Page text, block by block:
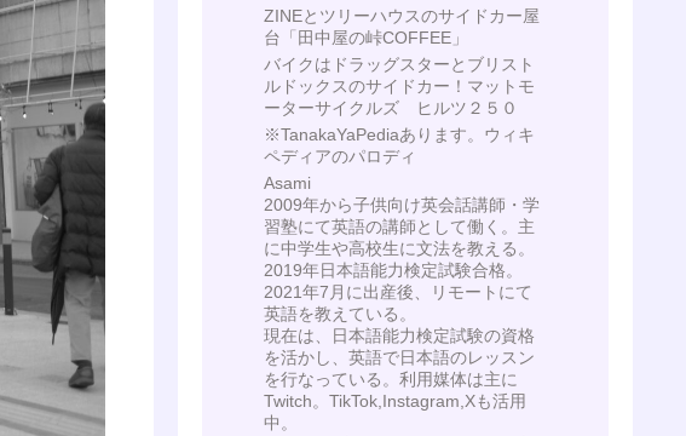
ZINEとツリーハウスのサイドカー屋
台「田中屋の峠COFFEE」
バイクはドラッグスターとブリスト
ルドックスのサイドカー！マットモ
ーターサイクルズ ヒルツ２５０
※TanakaYaPediaあります。ウィキ
ペディアのパロディ
Asami
2009年から子供向け英会話講師・学
習塾にて英語の講師として働く。主
に中学生や高校生に文法を教える。
2019年日本語能力検定試験合格。
2021年7月に出産後、リモートにて
英語を教えている。
現在は、日本語能力検定試験の資格
を活かし、英語で日本語のレッスン
を行なっている。利用媒体は主に
Twitch。TikTok,Instagram,Xも活用
中。